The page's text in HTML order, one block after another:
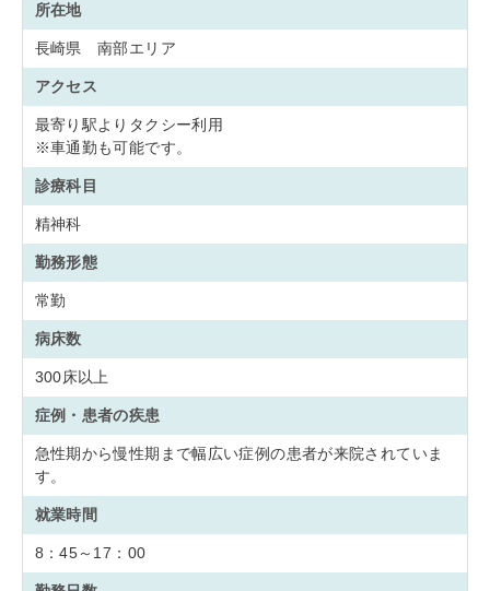
所在地
長崎県 南部エリア
アクセス
最寄り駅よりタクシー利用
※車通勤も可能です。
診療科目
精神科
勤務形態
常勤
病床数
300床以上
症例・患者の疾患
急性期から慢性期まで幅広い症例の患者が来院されていま
す。
就業時間
8：45～17：00